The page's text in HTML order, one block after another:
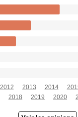
2012 2013 2014
2018
2019 2020